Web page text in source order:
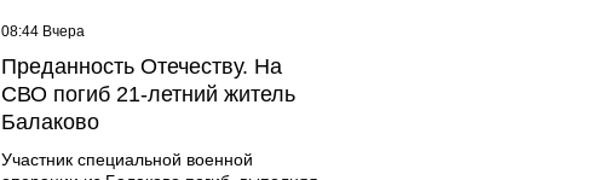
08:44 Вчера
Преданность Отечеству. На
СВО погиб 21-летний житель
Балаково
Участник специальной военной